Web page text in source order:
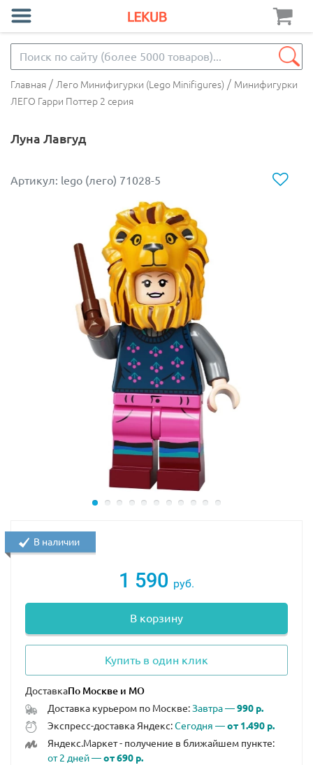
Главная / Лего Минифигурки (Lego Minifigures) / Минифигурки
ЛЕГО Гарри Поттер 2 серия
Луна Лавгуд
Артикул: lego (лего) 71028-5
1 590 руб.
В корзину
Купить в один клик
Доставка
Доставка курьером по Москве:Завтра —990 р.
Экспресс-доставка Яндекс:Сегодня —от 1.490 р.
Яндекс.Маркет - получение в ближайшем пункте:
от 2 дней —от 690 р.
В наличии